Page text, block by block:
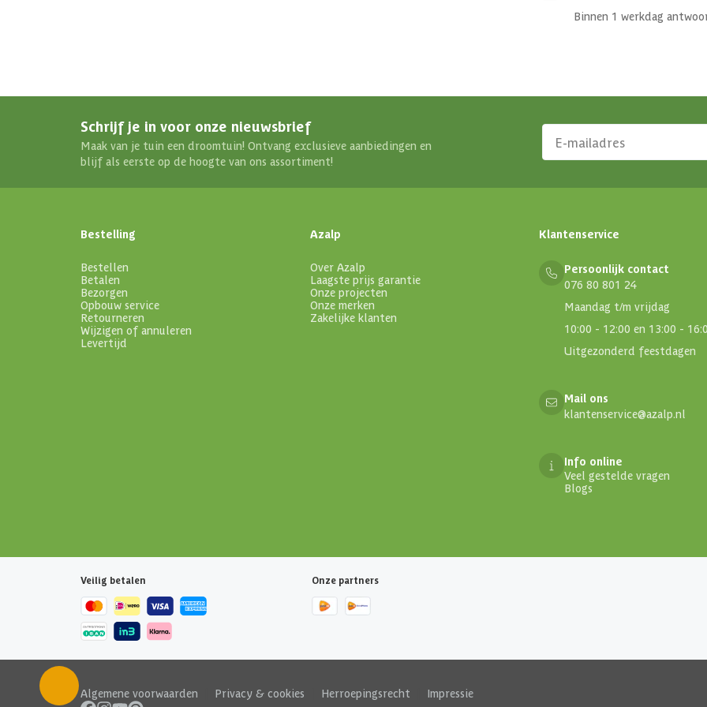
Binnen 1 werkdag
Schrijf je in voor onze nieuwsbrief
Maak van je tuin een droomtuin! Ontvang exclusieve aanbiedingen en
blijf als eerste op de hoogte van ons assortiment!
Bestelling
Bestellen
Betalen
Bezorgen
Opbouw service
Retourneren
Wijzigen of annuleren
Levertijd
Azalp
Over Azalp
Laagste prijs garantie
Onze projecten
Onze merken
Zakelijke klanten
Klantenservice
Persoonlijk contact
076 80 801 24
Maandag t/m vrijdag
10:00 - 12:00 en 13:00 -
Uitgezonderd feestdagen
Mail ons
klantenservice@azalp.nl
Info online
Veel gestelde vragen
Blogs
Veilig betalen Onze partners
Algemene voorwaarden Privacy & cookies Herroepingsrecht Impressie